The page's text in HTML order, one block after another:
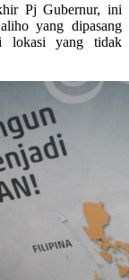
Pj Gubernur, ini
yang dipasang
lokasi yang tidak